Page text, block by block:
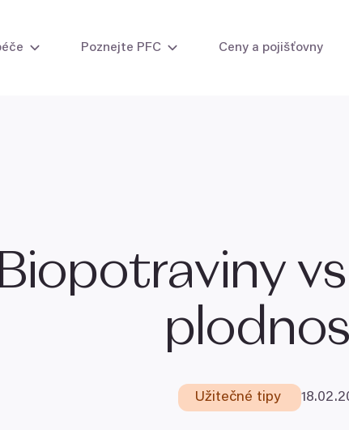
Laboratorní metody
Poznejte PFC Ceny a pojišťovny
Biopotraviny
Užitečné tipy 18.02.